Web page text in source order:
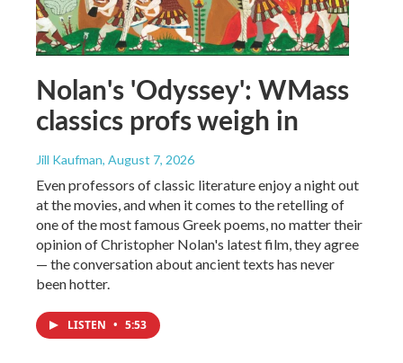
Nolan's 'Odyssey': WMass
classics profs weigh in
Jill Kaufman, August 7, 2026
Even professors of classic literature enjoy a night out
at the movies, and when it comes to the retelling of
one of the most famous Greek poems, no matter their
opinion of Christopher Nolan's latest film, they agree
— the conversation about ancient texts has never
been hotter.
LISTEN • 5:53